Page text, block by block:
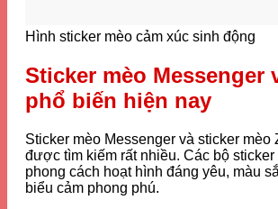
Hình sticker mèo cảm xúc sinh động
Sticker mèo Messenger
phổ biến hiện nay
Sticker mèo Messenger và sticker mèo
được tìm kiếm rất nhiều. Các bộ
phong cách hoạt hình đáng yêu, màu
biểu cảm phong phú.